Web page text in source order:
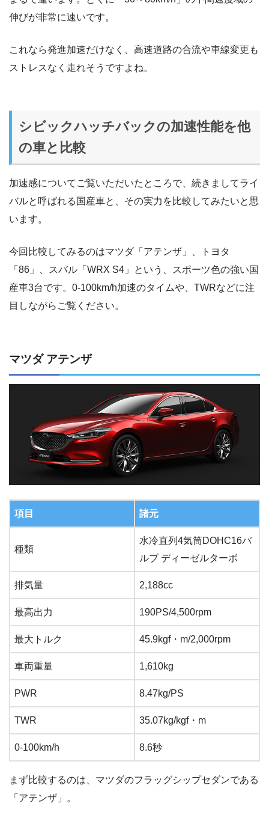
伸びが非常に速いです。
これなら発進加速だけなく、高速道路の合流や車線変更も
ストレスなく走れそうですよね。
シビックハッチバックの加速性能を他
の車と比較
加速感についてご覧いただいたところで、続きましてライ
バルと呼ばれる国産車と、その実力を比較してみたいと思
います。
今回比較してみるのはマツダ「アテンザ」、トヨタ
「86」、スバル「WRX S4」という、スポーツ色の強い国
産車3台です。0-100km/h加速のタイムや、TWRなどに注
目しながらご覧ください。
マツダ アテンザ
項目 諸元
種類
水冷直列4気筒DOHC16バ
ルブ ディーゼルターボ
排気量 2,188cc
最高出力 190PS/4,500rpm
最大トルク 45.9kgf・m/2,000rpm
車両重量 1,610kg
PWR 8.47kg/PS
TWR 35.07kg/kgf・m
0-100km/h 8.6秒
まず比較するのは、マツダのフラッグシップセダンである
「アテンザ」。